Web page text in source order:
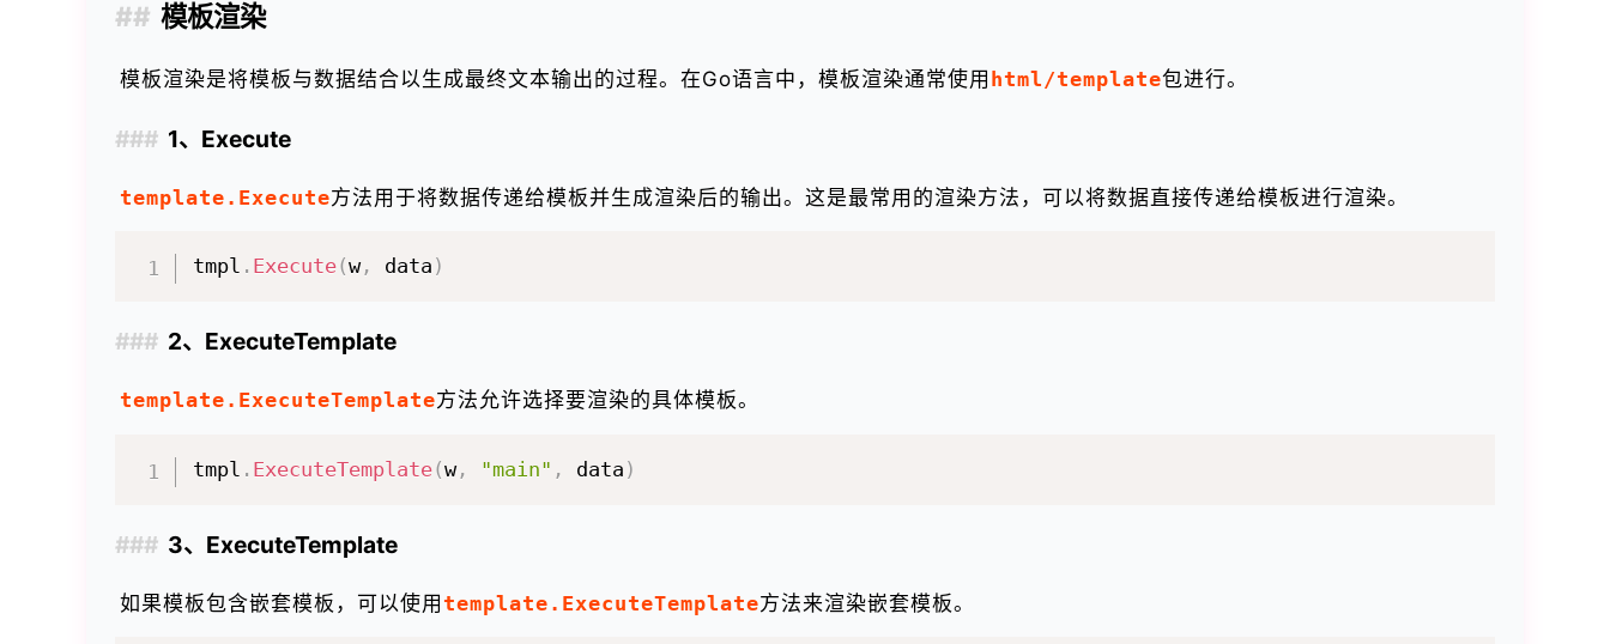
模板渲染
模板渲染是将模板与数据结合以生成最终文本输出的过程。在Go语言中，模板渲染通常使用 html/template包进行。
1、Execute
template.Execute方法用于将数据传递给模板并生成渲染后的输出。这是最常用的渲染方法，可以将数据直接传递给模板进行渲染。
tmpl . Execute(w, data )
2、ExecuteTemplate
template.ExecuteTemplate方法允许选择要渲染的具体模板。
tmpl . ExecuteTemplate(w, "main" , data )
3、ExecuteTemplate
如果模板包含嵌套模板，可以使用 template.ExecuteTemplate方法来渲染嵌套模板。